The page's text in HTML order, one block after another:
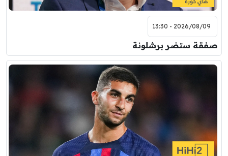
2026/08/09 - 13:30
صفقة ستضر برشلونة